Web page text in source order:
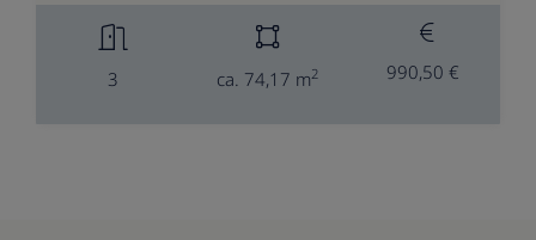
3 ca. 74,17 m2 990,50 €